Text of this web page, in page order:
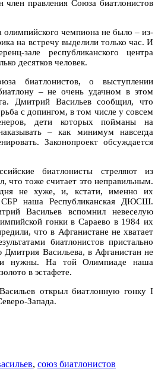
член правления Союза биатлонистов
чемпиона не было – из-
на встречу выделили только час. И
зале республиканского центра
десятков человек.
биатлонистов, о выступлении
– не очень удачном в этом
Дмитрий Васильев сообщил, что
с допингом, в том числе у совсем
дети которых пойманы на
– как минимум навсегда
Законопроект обсуждается
биатлонисты стреляют из
что тоже считает это неправильным.
не хуже, и, кстати, именно их
наша Республиканская ДЮСШ.
Васильев вспомнил невеселую
гонки в Сараево в 1984 их
что в Афганистане не хватает
биатлонистов пристально
Васильева, в Афганистан не
нужны. На той Олимпиаде наша
в эстафете.
открыл биатлонную гонку I
Запада.
, союз биатлонистов